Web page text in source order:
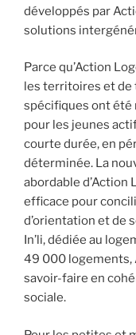
développés par
solutions
Parce qu’Action
les territoires et de
spécifiques ont
pour les jeunes
courte durée, en
déterminée. La
abordable
efficace pour
d’orientation et de
In’li, dédiée au
49 000 logements,
savoir-faire en
sociale.